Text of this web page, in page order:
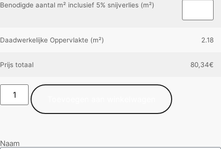
Benodigde aantal m² inclusief 5% snijverlies (m²)
Daadwerkelijke Oppervlakte (m²) 2.18
Prijs totaal €
80,34
Naam